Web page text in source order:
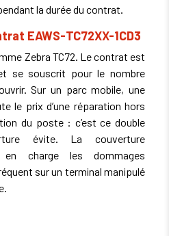
la durée du contrat.
EAWS-TC72XX-1CD3
Zebra TC72. Le contrat est
se souscrit pour le nombre
Sur un parc mobile, une
le prix d’une réparation hors
du poste : c’est ce double
évite. La couverture
en charge les dommages
sur un terminal manipulé